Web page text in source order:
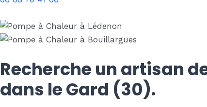
Recherche un artisan
dans le Gard (30).